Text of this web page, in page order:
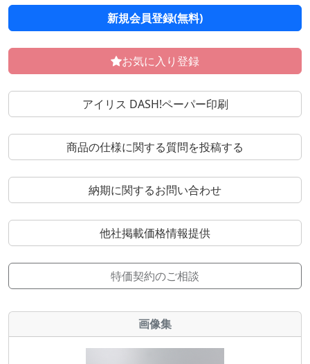
新規会員登録(無料)
お気に入り登録
アイリス DASH!ペーパー印刷
商品の仕様に関する質問を投稿する
納期に関するお問い合わせ
他社掲載価格情報提供
特価契約のご相談
画像集